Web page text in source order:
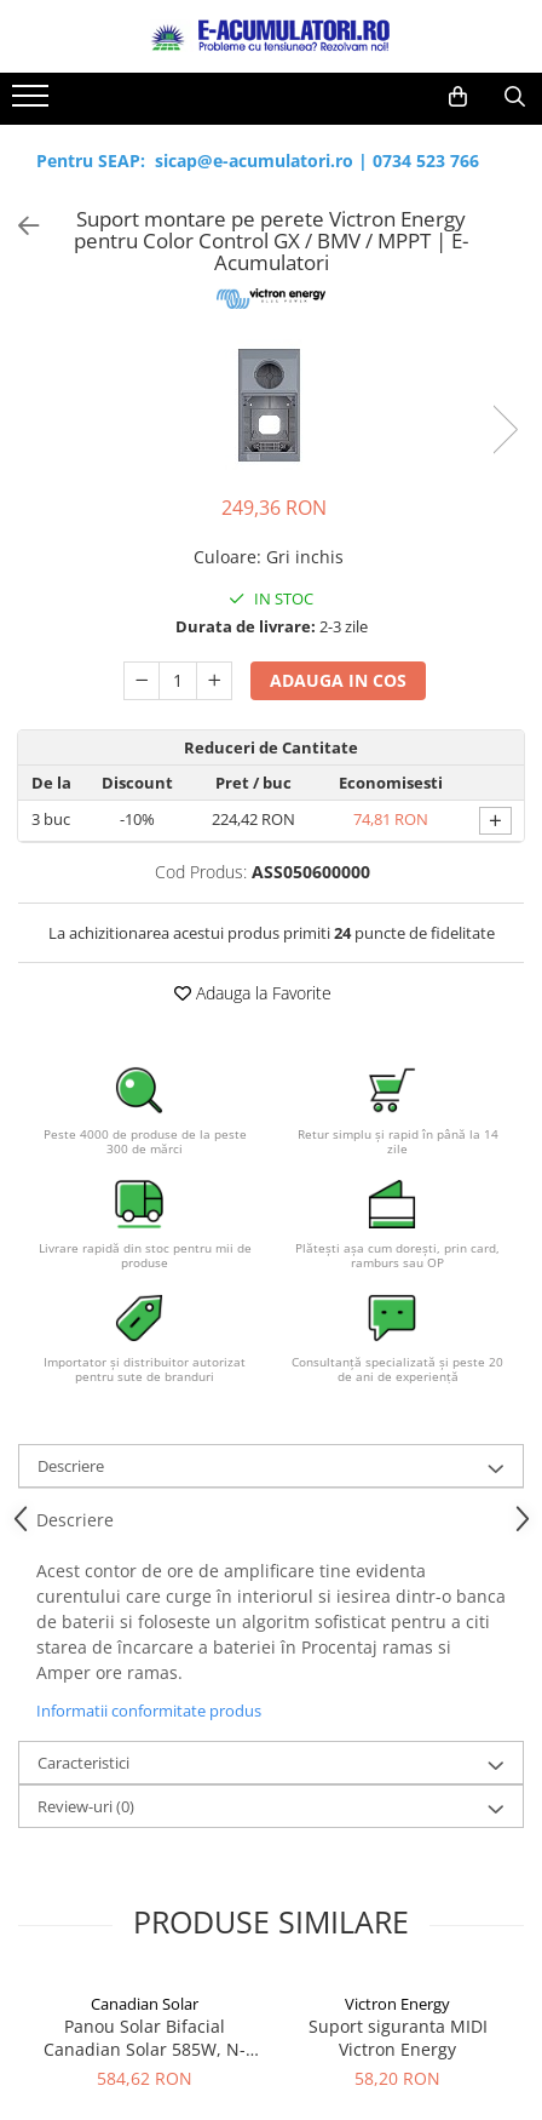
Toate Produsele
Acumulatori, Baterii si Incarcatoare
Uzuale
Baterii alcaline
Baterii litiu
Incarcatoare acumulatori
Panouri fotovoltaice si accesorii
Panouri fotovoltaice
Sisteme prindere panouri
Invertoare Hibrid
Invertoare On-grid
Invertoare Off-grid
Controlere solare
MPPT
PWM
Convertoare de tensiune
Pachete complete stocare energie
Sisteme de Stocare Comerciale
Sisteme fotovoltaice complete
Sisteme fotovoltaice de putere
mica (rulota/caravan/case de
Sisteme fotovoltaice profesionale
Pachete sisteme fotovoltaice
electrice
Cabluri de incarcare vehicule
electrice
Prize de incarcare vehicule
electrice
Accesorii
Turbine eoliene pentru casă
Acumulatori VRLA AGM/GEL /
Tractiune / LiFePo4
6-12 V
Baterii si acumulatori AGM VRLA
de 6-12 V
Acumulatori Moto, ATV
Tractiune
Marine & Caravan
Reduceri de vara
Cabluri
Acumulatori
Prelungitoare
Panouri fotovoltaice
Pentru SEAP: sicap@e-acumulatori.ro | 0734 523 766
Suport montare pe perete Victron Energy
pentru Color Control GX / BMV / MPPT | E-
Acumulatori
249,36 RON
Culoare: Gri inchis
IN STOC
Durata de livrare: 2-3 zile
ADAUGA IN COS
Reduceri de Cantitate
De la
Discount Pret/ buc
Economisesti
3 buc -10% 224,42 RON 74,81 RON +
Cod Produs: ASS050600000
La achizitionarea acestui produs primiti24puncte de fidelitate
Adauga la Favorite
Peste 4000 de produse de la peste
300 de mărci
Retur simplu și rapid în până la 14
zile
Livrare rapidă din stoc pentru mii de
produse
Plătești așa cum dorești, prin card,
ramburs sau OP
Importator și distribuitor autorizat
pentru sute de branduri
Consultanță specializată și peste 20
de ani de experiență
Descriere
Descriere
Acest contor de ore de amplificare tine evidenta
curentului care curge în interiorul si iesirea dintr-o banca
de baterii si foloseste un algoritm sofisticat pentru a citi
starea de încarcare a bateriei în Procentaj ramas si
Amper ore ramas.
Informatii conformitate produs
Caracteristici
Review-uri(0)
PRODUSE SIMILARE
Canadian Solar
Panou Solar Bifacial
Canadian Solar 585W, N-
Type TOPCon, CS6W-TB-SF-
584,62 RON
Victron Energy
Suport siguranta MIDI
Victron Energy
58,20 RON